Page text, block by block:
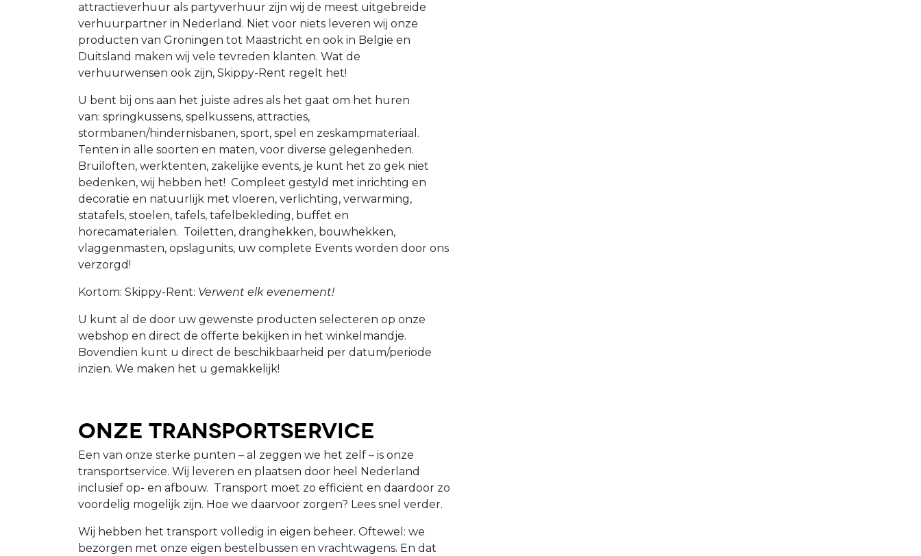
attractieverhuur als partyverhuur zijn wij de meest uitgebreide
verhuurpartner in Nederland. Niet voor niets leveren wij onze
producten van Groningen tot Maastricht en ook in Belgie en
Duitsland maken wij vele tevreden klanten. Wat de
verhuurwensen ook zijn, Skippy-Rent regelt het!
U bent bij ons aan het juiste adres als het gaat om het huren
van: springkussens, spelkussens, attracties,
stormbanen/hindernisbanen, sport, spel en zeskampmateriaal.
Tenten in alle soorten en maten, voor diverse gelegenheden.
Bruiloften, werktenten, zakelijke events, je kunt het zo gek niet
bedenken, wij hebben het! Compleet gestyld met inrichting en
decoratie en natuurlijk met vloeren, verlichting, verwarming,
statafels, stoelen, tafels, tafelbekleding, buffet en
horecamaterialen. Toiletten, dranghekken, bouwhekken,
vlaggenmasten, opslagunits, uw complete Events worden door ons
verzorgd!
Kortom: Skippy-Rent: Verwent elk evenement!
U kunt al de door uw gewenste producten selecteren op onze
webshop en direct de offerte bekijken in het winkelmandje.
Bovendien kunt u direct de beschikbaarheid per datum/periode
inzien. We maken het u gemakkelijk!
Onze Transportservice
Een van onze sterke punten – al zeggen we het zelf – is onze
transportservice. Wij leveren en plaatsen door heel Nederland
inclusief op- en afbouw. Transport moet zo efficiënt en daardoor zo
voordelig mogelijk zijn. Hoe we daarvoor zorgen? Lees snel verder.
Wij hebben het transport volledig in eigen beheer. Oftewel: we
bezorgen met onze eigen bestelbussen en vrachtwagens. En dat